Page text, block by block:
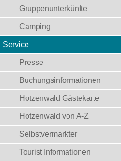
Gruppenunterkünfte
Camping
Service
Presse
Buchungsinformationen
Hotzenwald Gästekarte
Hotzenwald von A-Z
Selbstvermarkter
Tourist Informationen